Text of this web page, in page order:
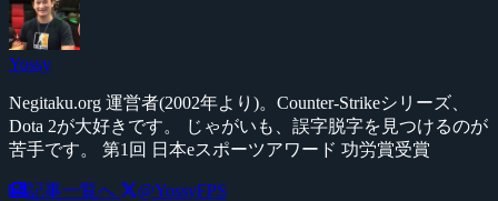
Yossy
Negitaku.org 運営者(2002年より)。Counter-Strikeシリーズ、
Dota 2が大好きです。 じゃがいも、誤字脱字を見つけるのが
苦手です。 第1回 日本eスポーツアワード 功労賞受賞
記事一覧へ @YossyFPS